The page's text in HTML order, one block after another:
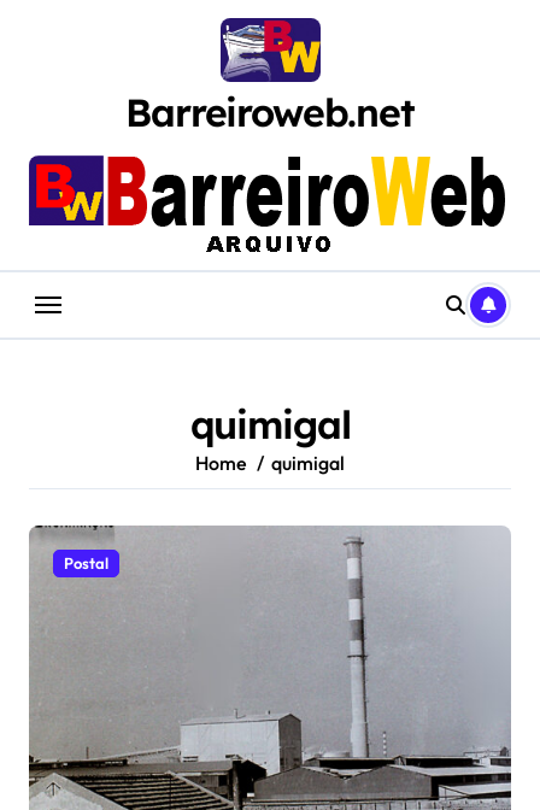
Barreiroweb.net
quimigal
Home quimigal
Postal